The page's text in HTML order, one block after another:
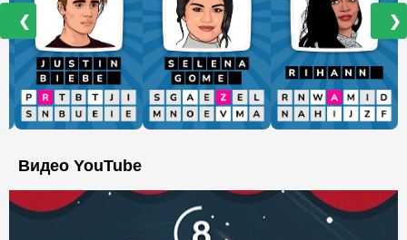
❮ ❯
Видео YouTube